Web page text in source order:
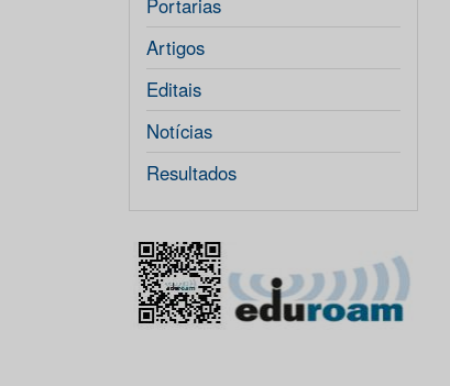
Portarias
Artigos
Editais
Notícias
Resultados